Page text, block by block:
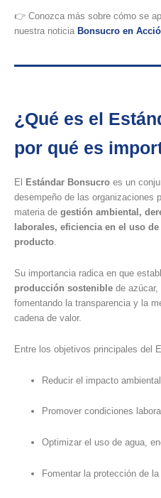
👉 Conozca más sobre cómo se
nuestra noticia Bonsucro en
¿Qué es el
por qué es
El Estándar Bonsucro es un
desempeño de las organizaciones
materia de gestión ambiental,
laborales, eficiencia en el uso
producto.
Su importancia radica en que
producción sostenible de
fomentando la transparencia y la
cadena de valor.
Entre los objetivos principales del
Reducir el impacto
Promover condiciones
Optimizar el uso de agua,
Fomentar la protección de la